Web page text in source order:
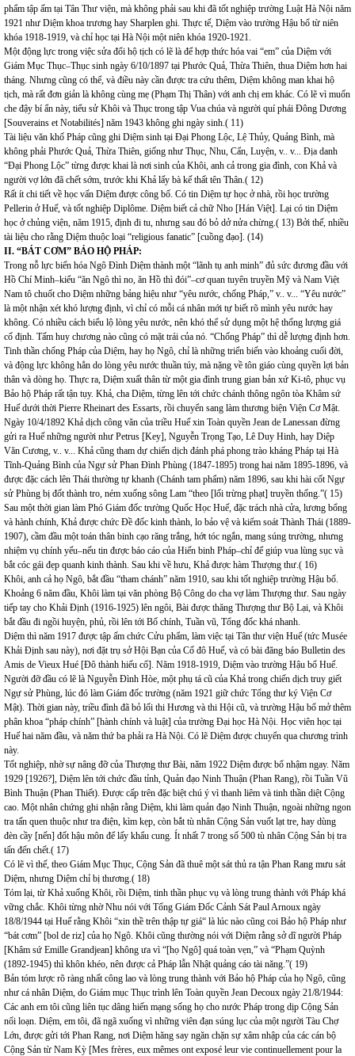
phẩm tập ấm tại Tân Thư viện, mà không phải sau khi đã tốt nghiệp trường Luật Hà Nội năm
1921 như Diệm khoa trương hay Sharplen ghi. Thực tế, Diệm vào trường Hậu bổ từ niên
khóa 1918-1919, và chỉ học tại Hà Nội một niên khóa 1920-1921.
Một động lực trong việc sửa đổi hộ tịch có lẽ là để hợp thức hóa vai “em” của Diệm với
Giám Mục Thục–Thục sinh ngày 6/10/1897 tại Phước Quả, Thừa Thiên, thua Diệm hơn hai
tháng. Nhưng cũng có thể, và điều này cần được tra cứu thêm, Diệm không man khai hộ
tịch, mà rất đơn giản là không cùng mẹ (Phạm Thị Thân) với anh chị em khác. Có lẽ vì muốn
che đậy bí ẩn này, tiểu sử Khôi và Thục trong tập Vua chúa và người quí phái Đông Dương
[Souverains et Notabilités] năm 1943 không ghi ngày sinh.( 11)
Tài liệu văn khố Pháp cũng ghi Diệm sinh tại Đại Phong Lộc, Lệ Thủy, Quảng Bình, mà
không phải Phước Quả, Thừa Thiên, giống như Thục, Nhu, Cẩn, Luyện, v.. v... Địa danh
“Đại Phong Lộc” từng được khai là nơi sinh của Khôi, anh cả trong gia đình, con Khả và
người vợ lớn đã chết sớm, trước khi Khả lấy bà kế thất tên Thân.( 12)
Rất ít chi tiết về học vấn Diệm được công bố. Có tin Diệm tự học ở nhà, rồi học trường
Pellerin ở Huế, và tốt nghiệp Diplôme. Diệm biết cả chữ Nho [Hán Việt]. Lại có tin Diệm
học ở chủng viện, năm 1915, định đi tu, nhưng sau đó bỏ dở nửa chừng.( 13) Bởi thế, nhiều
tài liệu cho rằng Diệm thuộc loại “religious fanatic” [cuồng đạo]. (14)
II. “BÁT CƠM” BẢO HỘ PHÁP:
Trong nỗ lực biến hóa Ngô Đình Diệm thành một “lãnh tụ anh minh” đủ sức đương đầu với
Hồ Chí Minh–kiểu “ăn Ngô thì no, ăn Hồ thì đói”–cơ quan tuyên truyền Mỹ và Nam Việt
Nam tô chuốt cho Diệm những bảng hiệu như “yêu nước, chống Pháp,” v.. v... “Yêu nước”
là một nhận xét khó lượng định, vì chỉ có mỗi cá nhân mới tự biết rõ mình yêu nước hay
không. Có nhiều cách biểu lộ lòng yêu nước, nên khó thể sử dụng một hệ thống lượng giá
cố định. Tấm huy chương nào cũng có mặt trái của nó. “Chống Pháp” thì dễ lượng định hơn.
Tinh thần chống Pháp của Diệm, hay họ Ngô, chỉ là những triển biến vào khoảng cuối đời,
và động lực không hẳn do lòng yêu nước thuần túy, mà nặng về tôn giáo cùng quyền lợi bản
thân và dòng họ. Thực ra, Diệm xuất thân từ một gia đình trung gian bản xứ Ki-tô, phục vụ
Bảo hộ Pháp rất tận tụy. Khả, cha Diệm, từng lên tới chức chánh thông ngôn tòa Khâm sứ
Huế dưới thời Pierre Rheinart des Essarts, rồi chuyển sang làm thương biện Viện Cơ Mật.
Ngày 10/4/1892 Khả dịch công văn của triều Huế xin Toàn quyền Jean de Lanessan đừng
gửi ra Huế những người như Petrus [Key], Nguyễn Trọng Tạo, Lê Duy Hinh, hay Diệp
Văn Cương, v.. v... Khả cũng tham dự chiến dịch đánh phá phong trào kháng Pháp tại Hà
Tĩnh-Quảng Bình của Ngự sử Phan Đình Phùng (1847-1895) trong hai năm 1895-1896, và
được đặc cách lên Thái thường tự khanh (Chánh tam phẩm) năm 1896, sau khi hài cốt Ngự
sử Phùng bị đốt thành tro, ném xuống sông Lam “theo [lối trừng phạt] truyền thống.”( 15)
Sau một thời gian làm Phó Giám đốc trường Quốc Học Huế, đặc trách nhà cửa, lương bổng
và hành chính, Khả được chức Đề đốc kinh thành, lo bảo vệ và kiểm soát Thành Thái (1889-
1907), cầm đầu một toán thân binh cạo răng trắng, hớt tóc ngắn, mang súng trường, nhưng
nhiệm vụ chính yếu–nếu tin được báo cáo của Hiến binh Pháp–chỉ để giúp vua lùng sục và
bắt cóc gái đẹp quanh kinh thành. Sau khi về hưu, Khả được hàm Thượng thư.( 16)
Khôi, anh cả họ Ngô, bắt đầu “tham chánh” năm 1910, sau khi tốt nghiệp trường Hậu bổ.
Khoảng 6 năm đầu, Khôi làm tại văn phòng Bộ Công do cha vợ làm Thượng thư. Sau ngày
tiếp tay cho Khải Định (1916-1925) lên ngôi, Bài được thăng Thượng thư Bộ Lại, và Khôi
bắt đầu đi ngồi huyện, phủ, rồi lên tới Bố chính, Tuần vũ, Tổng đốc khá nhanh.
Diệm thì năm 1917 được tập ấm chức Cửu phẩm, làm việc tại Tân thư viện Huế (tức Musée
Khải Định sau này), nơi đặt trụ sở Hội Bạn của Cố đô Huế, và có bài đăng báo Bulletin des
Amis de Vieux Hué [Đô thành hiếu cổ]. Năm 1918-1919, Diệm vào trường Hậu bổ Huế.
Người đỡ đầu có lẽ là Nguyễn Đình Hòe, một phụ tá cũ của Khả trong chiến dịch truy giết
Ngự sử Phùng, lúc đó làm Giám đốc trường (năm 1921 giữ chức Tổng thư ký Viện Cơ
Mật). Thời gian này, triều đình đã bỏ lối thi Hương và thi Hội cũ, và trường Hậu bổ mở thêm
phân khoa “pháp chính” [hành chính và luật] của trường Đại học Hà Nội. Học viên học tại
Huế hai năm đầu, và năm thứ ba phải ra Hà Nội. Có lẽ Diệm được chuyển qua chương trình
này.
Tốt nghiệp, nhờ sự nâng đỡ của Thượng thư Bài, năm 1922 Diệm được bổ nhậm ngay. Năm
1929 [1926?], Diệm lên tới chức đầu tỉnh, Quản đạo Ninh Thuận (Phan Rang), rồi Tuần Vũ
Bình Thuận (Phan Thiết). Được cấp trên đặc biệt chú ý vì thanh liêm và tinh thần diệt Cộng
cao. Một nhân chứng ghi nhận rằng Diệm, khi làm quản đạo Ninh Thuận, ngoài những ngon
tra tấn quen thuộc như tra điện, kìm kẹp, còn bắt tù nhân Cộng Sản vuốt lạt tre, hay dùng
đèn cầy [nến] đốt hậu môn để lấy khẩu cung. Ít nhất 7 trong số 500 tù nhân Cộng Sản bị tra
tấn đến chết.( 17)
Có lẽ vì thế, theo Giám Mục Thục, Cộng Sản đã thuê một sát thủ ra tận Phan Rang mưu sát
Diệm, nhưng Diệm chỉ bị thương.( 18)
Tóm lại, từ Khả xuống Khôi, rồi Diệm, tinh thần phục vụ và lòng trung thành với Pháp khá
vững chắc. Khôi từng nhờ Nhu nói với Tổng Giám Đốc Cảnh Sát Paul Arnoux ngày
18/8/1944 tại Huế rằng Khôi “xin thề trên thập tự giá“ là lúc nào cũng coi Bảo hộ Pháp như
“bát cơm” [bol de riz] của họ Ngô. Khôi cũng thường nói với Diệm rằng sở dĩ người Pháp
[Khâm sứ Emille Grandjean] không ưa vì “[họ Ngô] quá toàn vẹn,” và “Phạm Quỳnh
(1892-1945) thì khôn khéo, nên được cả Pháp lẫn Nhật quảng cáo tài năng.”( 19)
Bản tóm lược rõ ràng nhất công lao và lòng trung thành với Bảo hộ Pháp của họ Ngô, cũng
như cá nhân Diệm, do Giám mục Thục trình lên Toàn quyền Jean Decoux ngày 21/8/1944:
Các anh em tôi cũng liên tục dâng hiến mạng sống họ cho nước Pháp trong dịp Cộng Sản
nổi loạn. Diệm, em tôi, đã ngã xuống vì những viên đạn súng lục của một người Tàu Chợ
Lớn, được gửi tới Phan Rang, nơi Diệm hăng say ngăn chặn sự xâm nhập của các cán bộ
Cộng Sản từ Nam Kỳ [Mes frères, eux mêmes ont exposé leur vie continuellement pour la